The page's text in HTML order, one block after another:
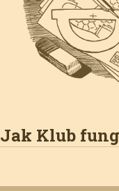
Jak Klub